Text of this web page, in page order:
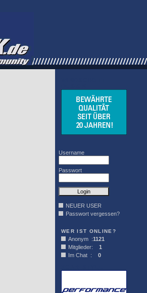
Username
Passwort
NEUER USER
Passwort vergessen?
WER IST ONLINE?
Anonym :1121
Mitglieder: 1
Im Chat : 0